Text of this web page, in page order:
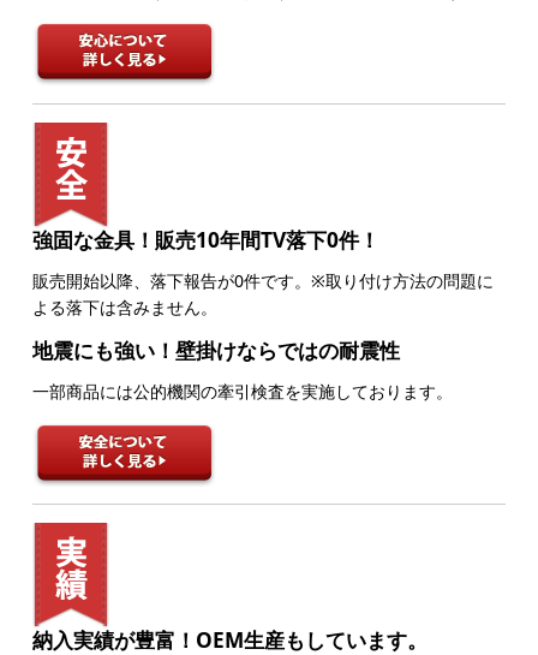
強固な金具！販売10年間TV落下0件！
販売開始以降、落下報告が0件です。※取り付け方法の問題に
よる落下は含みません。
地震にも強い！壁掛けならではの耐震性
一部商品には公的機関の牽引検査を実施しております。
納入実績が豊富！OEM生産もしています。